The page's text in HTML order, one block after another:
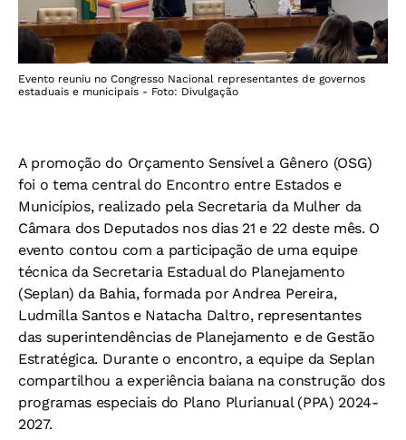
Evento reuniu no Congresso Nacional representantes de governos
estaduais e municipais - Foto: Divulgação
A promoção do Orçamento Sensível a Gênero (OSG)
foi o tema central do Encontro entre Estados e
Municípios, realizado pela Secretaria da Mulher da
Câmara dos Deputados nos dias 21 e 22 deste mês. O
evento contou com a participação de uma equipe
técnica da Secretaria Estadual do Planejamento
(Seplan) da Bahia, formada por Andrea Pereira,
Ludmilla Santos e Natacha Daltro, representantes
das superintendências de Planejamento e de Gestão
Estratégica. Durante o encontro, a equipe da Seplan
compartilhou a experiência baiana na construção dos
programas especiais do Plano Plurianual (PPA) 2024-
2027.